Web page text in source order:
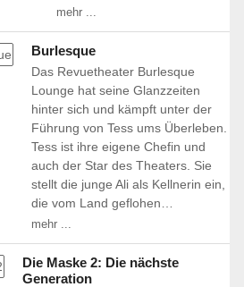
mehr ...
Burlesque
Das Revuetheater Burlesque
Lounge hat seine Glanzzeiten
hinter sich und kämpft unter der
Führung von Tess ums Überleben.
Tess ist ihre eigene Chefin und
auch der Star des Theaters. Sie
stellt die junge Ali als Kellnerin ein,
die vom Land geflohen…
mehr ...
Die Maske 2: Die nächste
Generation